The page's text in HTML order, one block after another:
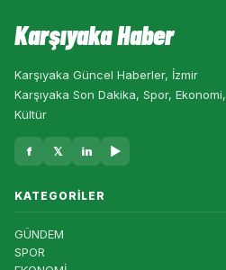
Karşıyaka Haber
Karşıyaka Güncel Haberler, İzmir
Karşıyaka Son Dakika, Spor, Ekonomi,
Kültür
f 𝕏 in ▶
KATEGORILER
GÜNDEM
SPOR